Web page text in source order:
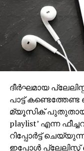
ദീര്‍ഘമായ
പാട്ട്
മ്യൂസിക് പുതുതായി
playlist’ എന്ന
റിപ്പോര്‍ട്ട്
ഇപ്പോള്‍